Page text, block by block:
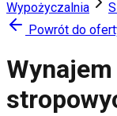
Wypożyczalnia
Powrót do